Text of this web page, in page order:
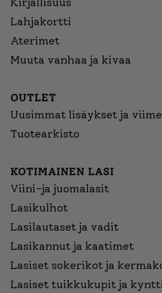
Lahjakortti
Aterimet
Muuta vanhaa ja kivaa
OUTLET
Uusimmat lisäykset ja
Tuotearkisto
KOTIMAINEN LASI
Viini-ja juomalasit
Lasikulhot
Lasilautaset ja vadit
Lasikannut ja kaatimet
Lasiset sokerikot ja
Lasiset tuikkukupit ja